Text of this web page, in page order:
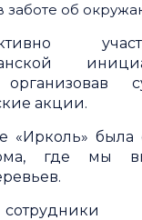
заботе об
организовав
акции.
«Ирколь» была
где мы